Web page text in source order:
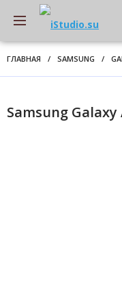
ГЛАВНАЯ / SAMSUNG /
Samsung